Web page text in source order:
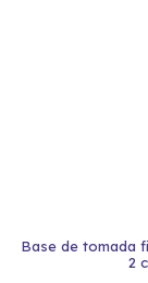
Base de tomada
2